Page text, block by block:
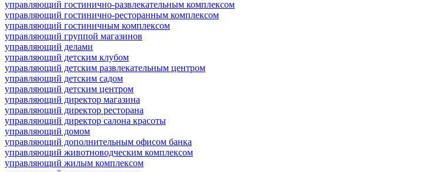
управляющий гостинично-развлекательным комплексом
управляющий гостинично-ресторанным комплексом
управляющий гостиничным комплексом
управляющий группой магазинов
управляющий делами
управляющий детским клубом
управляющий детским развлекательным центром
управляющий детским садом
управляющий детским центром
управляющий директор магазина
управляющий директор ресторана
управляющий директор салона красоты
управляющий домом
управляющий дополнительным офисом банка
управляющий животноводческим комплексом
управляющий жилым комплексом